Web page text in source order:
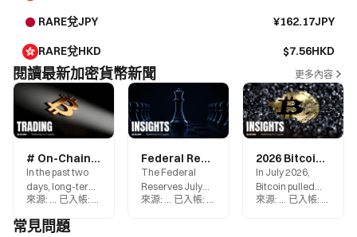
RARE兌JPY ¥162.17JPY
RARE兌HKD $7.56HKD
閱讀最新加密貨幣新聞 更多內容
# On-Chain Activity: Long-Term BTC Holders Move 130,000 BTC in Two Days—What Is the Market Worried About?
In the past two
days, long-term
Bitcoin holders
over 130,000
來源: Gate.blog
已入帳: 2026-08-03
Federal Reserve's Rare 9-3 Split: What Do Three Dissenting Votes Against Rate Hikes Mean for the Crypto Market?
The Federal
Reserves July
FOMC meeting
來源: Gate.blog
已入帳: 2026-07-30
2026 Bitcoin Cycle Analysis: Is the Market Entering a New Bottom Formation Phase?
In July 2026,
Bitcoin pulled
back
來源: Gate.blog
已入帳: 2026-
常見問題